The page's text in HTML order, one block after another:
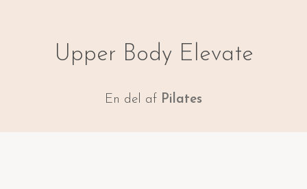
Upper Body Elevate
En del af Pilates